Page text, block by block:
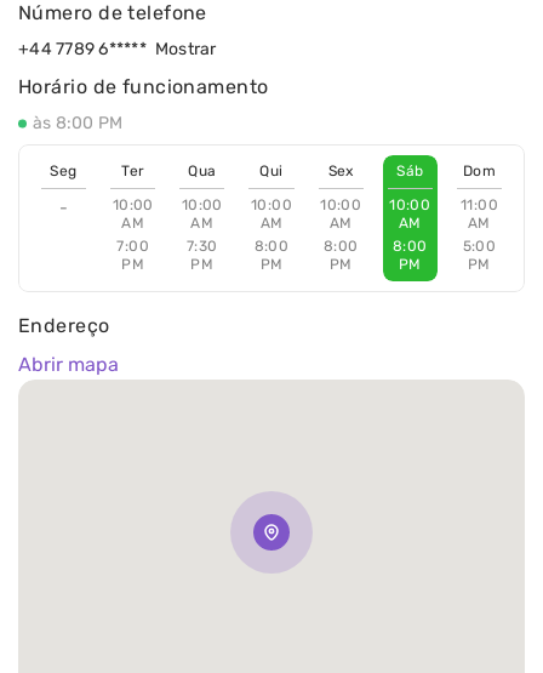
Endereço
Abrir mapa
Horário de funcionamento
às 8:00 PM
Seg
-
Ter
10:00
AM
7:00
PM
Qua
10:00
AM
7:30
PM
Qui
10:00
AM
8:00
PM
Sex
10:00
AM
8:00
PM
Sáb
10:00
AM
8:00
PM
Dom
11:00
AM
5:00
PM
Número de telefone
+44 7789 6***** Mostrar